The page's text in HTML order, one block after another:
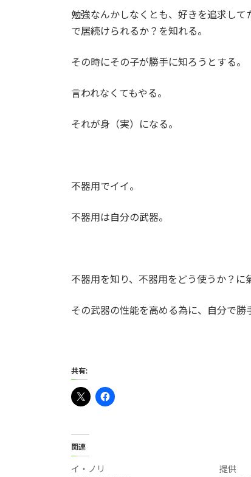
勉強なんかしなくとも、好きを追求し
で居続けられるか？を知れる。
その時にその子が勝手に知ろうとする。
言われなくてもやる。
それが身（実）になる。
不器用でイイ。
不器用は自分の武器。
不器用を知り、不器用をどう使うか？に
その武器の性能を高める為に、自分で勝
共有:
関連
イ・ノリ
提供